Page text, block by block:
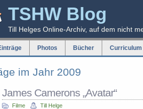
TSHW Blog
Till Helges Online-Archiv, auf dem nicht
Photos Bücher
im Jahr 2009
James Camerons „Avatar“
Filme Till Helge